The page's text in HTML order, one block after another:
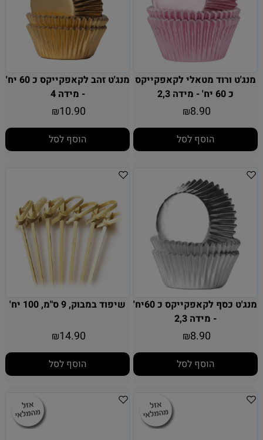
מנג'ט ורוד מטאלי לקאפקייקס
כ 60 יח' - מידה 2,3
₪8.90
הוסף לסל
מנג'ט זהב לקאפקייקס כ 60 יח'
- מידה 4
₪10.90
הוסף לסל
מנג'ט כסף לקאפקייקס כ 60יח'
- מידה 2,3
₪8.90
הוסף לסל
שיפוד במבוק, 9 ס"מ, 100 יח'
₪14.90
הוסף לסל